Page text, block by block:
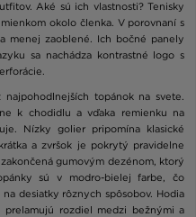
Aké sú ich vlastnosti? Tenisky
okolo členka. V porovnaní s
menej zaoblené. Ich bočné panely
sa nachádza kontrastné logo s
topánok na svete.
k chodidlu a vďaka remienku na
Nízky golier pripomína klasické
a zvršok je pokrytý pravidelne
gumovým dezénom, ktorý
sú v modro-bielej farbe, čo
desiatky rôznych spôsobov. Hodia
prelamujú rozdiel medzi bežnými a